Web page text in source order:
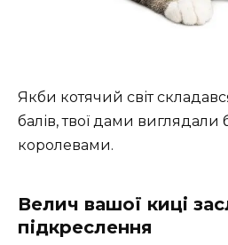
Якби котячий світ
балів, твої дами виглядали
королевами.
Велич вашої киці
підкреслення